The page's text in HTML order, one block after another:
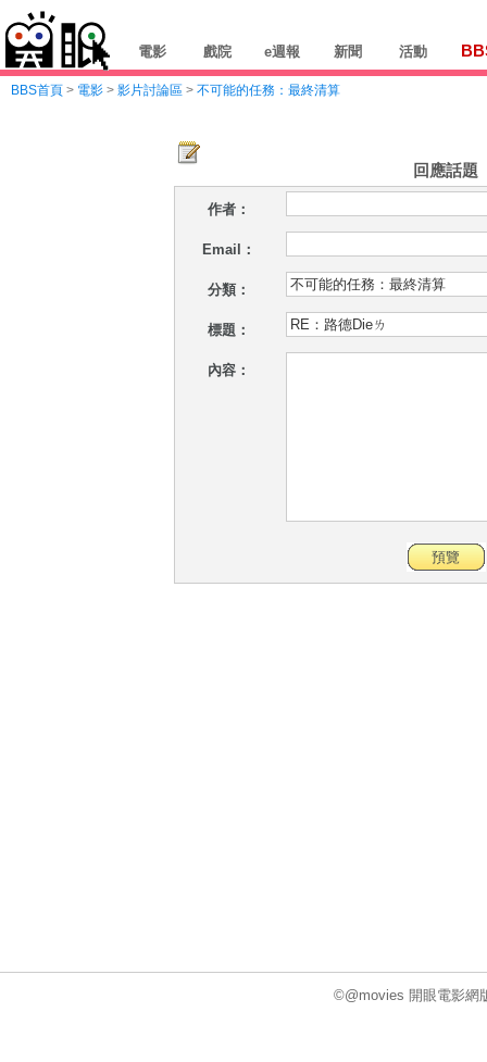
電影 戲院 e週報 新聞 活動
BBS首頁 > 電影 > 影片討論區 > 不可能的任務：最終清算
回應話題
作者：
Email：
分類：
標題：
內容：
©@movies 開眼電影網